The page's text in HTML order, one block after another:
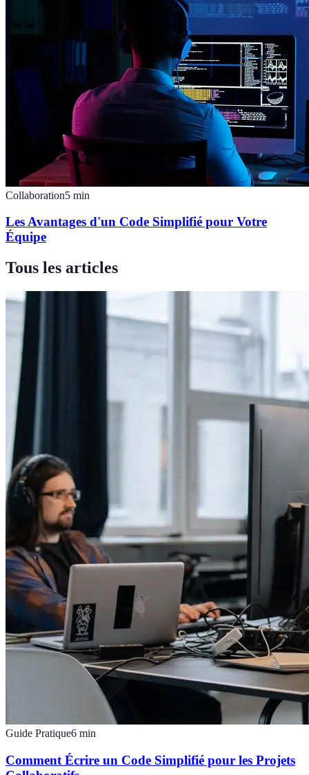
Collaboration5 min
Les Avantages d'un Code Simplifié pour Votre
Équipe
Tous les articles
Guide Pratique6 min
Comment Écrire un Code Simplifié pour les Projets